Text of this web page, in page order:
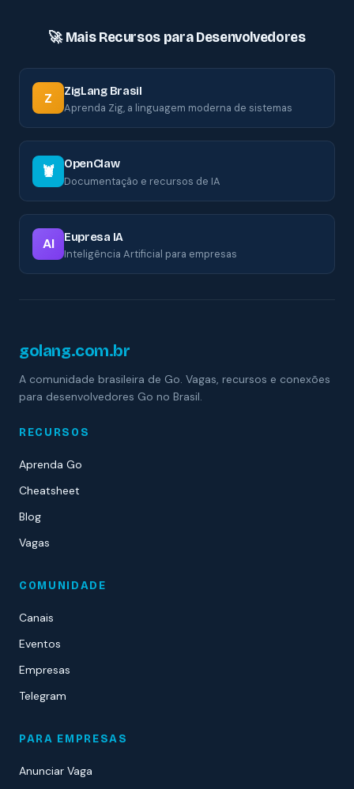
🚀 Mais Recursos para Desenvolvedores
Z ZigLang Brasil
Aprenda Zig, a linguagem moderna de sistemas
🦞 OpenClaw
Documentação e recursos de IA
AI Eupresa IA
Inteligência Artificial para empresas
golang.com.br
A comunidade brasileira de Go. Vagas, recursos e conexões
para desenvolvedores Go no Brasil.
RECURSOS
Aprenda Go
Cheatsheet
Blog
Vagas
COMUNIDADE
Canais
Eventos
Empresas
Telegram
PARA EMPRESAS
Anunciar Vaga